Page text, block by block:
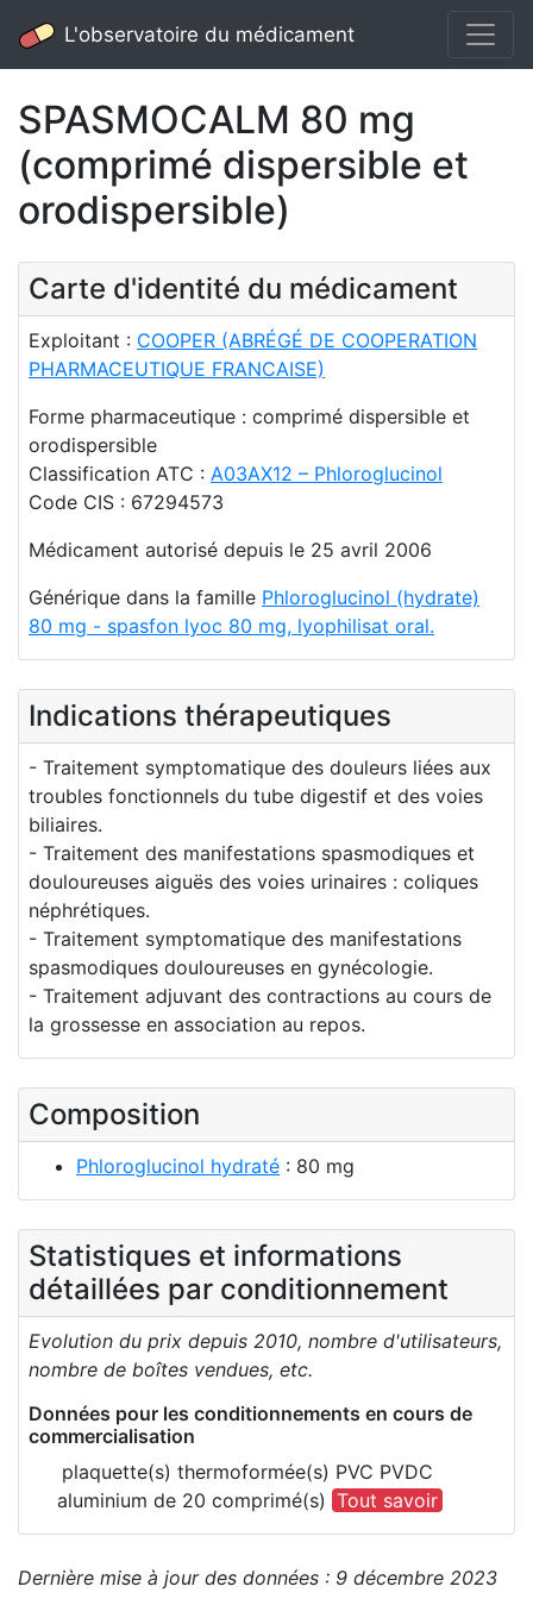
L'observatoire du médicament
SPASMOCALM 80 mg
(comprimé dispersible et
orodispersible)
Carte d'identité du médicament
Exploitant : COOPER (ABRÉGÉ DE COOPERATION
PHARMACEUTIQUE FRANCAISE)
Forme pharmaceutique : comprimé dispersible et
orodispersible
Classification ATC : A03AX12 – Phloroglucinol
Code CIS : 67294573
Médicament autorisé depuis le 25 avril 2006
Générique dans la famille Phloroglucinol (hydrate)
80 mg - spasfon lyoc 80 mg, lyophilisat oral.
Indications thérapeutiques
- Traitement symptomatique des douleurs liées aux
troubles fonctionnels du tube digestif et des voies
biliaires.
- Traitement des manifestations spasmodiques et
douloureuses aiguës des voies urinaires : coliques
néphrétiques.
- Traitement symptomatique des manifestations
spasmodiques douloureuses en gynécologie.
- Traitement adjuvant des contractions au cours de
la grossesse en association au repos.
Composition
Phloroglucinol hydraté : 80 mg
Statistiques et informations
détaillées par conditionnement
Evolution du prix depuis 2010, nombre d'utilisateurs,
nombre de boîtes vendues, etc.
Données pour les conditionnements en cours de
commercialisation
plaquette(s) thermoformée(s) PVC PVDC
aluminium de 20 comprimé(s) Tout savoir
Dernière mise à jour des données : 9 décembre 2023